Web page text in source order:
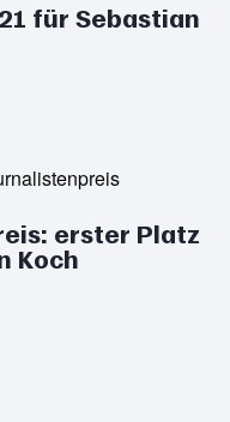
für Sebastian
erster Platz
Koch